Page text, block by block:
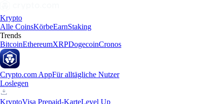
Krypto
Alle CoinsKörbeEarnStaking
Trends
BitcoinEthereumXRPDogecoinCronos
Crypto.com AppFür alltägliche Nutzer
Loslegen
KryptoVisa Prepaid-KarteLevel Up